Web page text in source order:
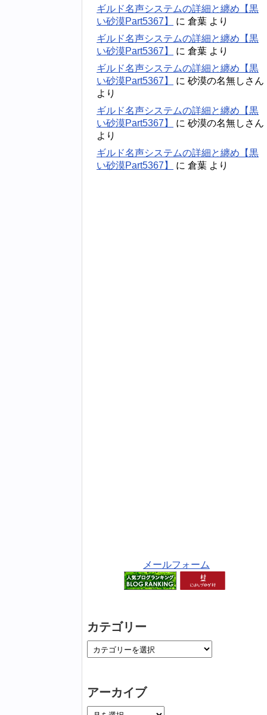
ギルド名声システムの詳細と纏め【黒
い砂漠Part5367】
に 倉葉 より
ギルド名声システムの詳細と纏め【黒
い砂漠Part5367】
に 倉葉 より
ギルド名声システムの詳細と纏め【黒
い砂漠Part5367】
に 砂漠の名無しさん
より
ギルド名声システムの詳細と纏め【黒
い砂漠Part5367】
に 砂漠の名無しさん
より
ギルド名声システムの詳細と纏め【黒
い砂漠Part5367】
に 倉葉 より
メールフォーム
カテゴリー
アーカイブ